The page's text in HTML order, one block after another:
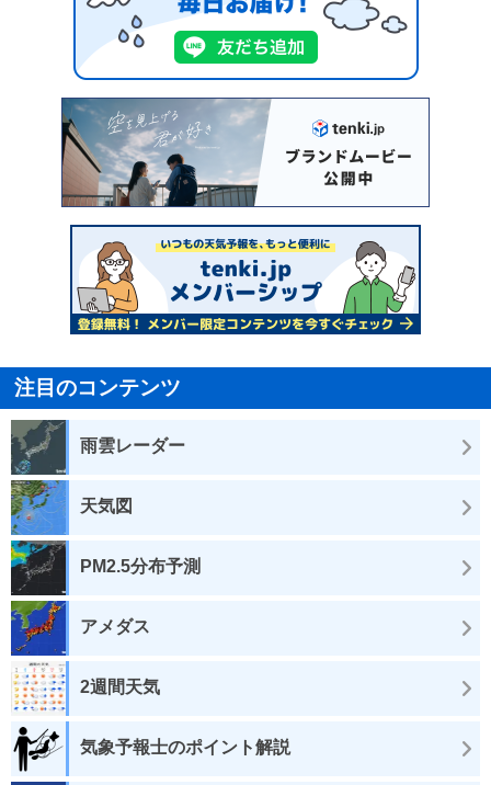
注目のコンテンツ
雨雲レーダー
天気図
PM2.5分布予測
アメダス
2週間天気
気象予報士のポイント解説